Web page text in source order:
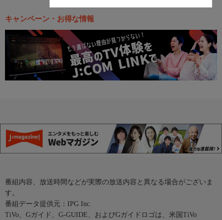
キャンペーン・お得な情報
番組内容、放送時間などが実際の放送内容と異なる場合がございま
す。
番組データ提供元：IPG Inc.
TiVo、Gガイド、G-GUIDE、およびGガイドロゴは、米国TiVo